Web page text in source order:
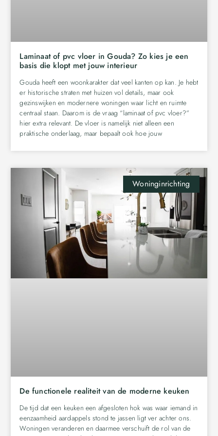
Laminaat of pvc vloer in Gouda? Zo kies je een
basis die klopt met jouw interieur
Gouda heeft een woonkarakter dat veel kanten op kan. Je hebt
er historische straten met huizen vol details, maar ook
gezinswijken en modernere woningen waar licht en ruimte
centraal staan. Daarom is de vraag “laminaat of pvc vloer?”
hier extra relevant. De vloer is namelijk niet alleen een
praktische onderlaag, maar bepaalt ook hoe jouw
Woninginrichting
De functionele realiteit van de moderne keuken
De tijd dat een keuken een afgesloten hok was waar iemand in
eenzaamheid aardappels stond te jassen ligt ver achter ons.
Woningen veranderen en daarmee verschuift de rol van de